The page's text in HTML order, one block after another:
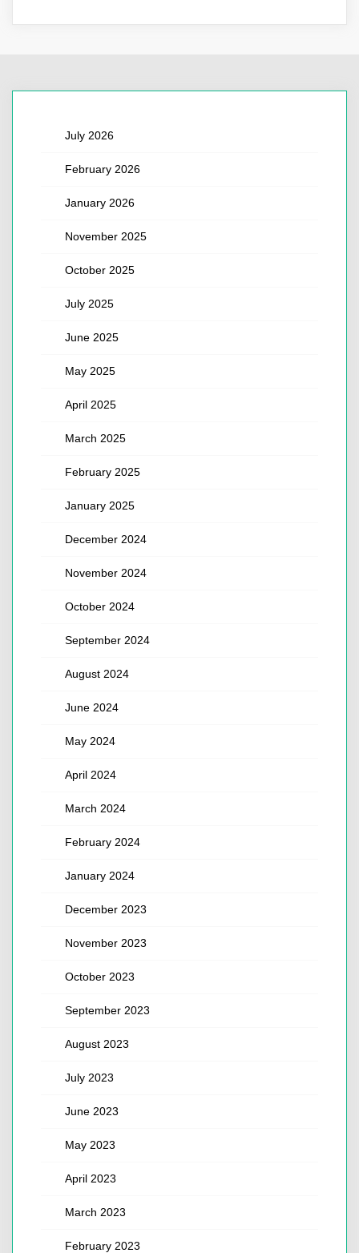
July 2026
February 2026
January 2026
November 2025
October 2025
July 2025
June 2025
May 2025
April 2025
March 2025
February 2025
January 2025
December 2024
November 2024
October 2024
September 2024
August 2024
June 2024
May 2024
April 2024
March 2024
February 2024
January 2024
December 2023
November 2023
October 2023
September 2023
August 2023
July 2023
June 2023
May 2023
April 2023
March 2023
February 2023